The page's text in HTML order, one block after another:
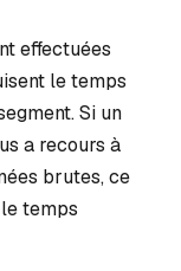
effectuées
le temps
Si un
a recours à
brutes, ce
temps